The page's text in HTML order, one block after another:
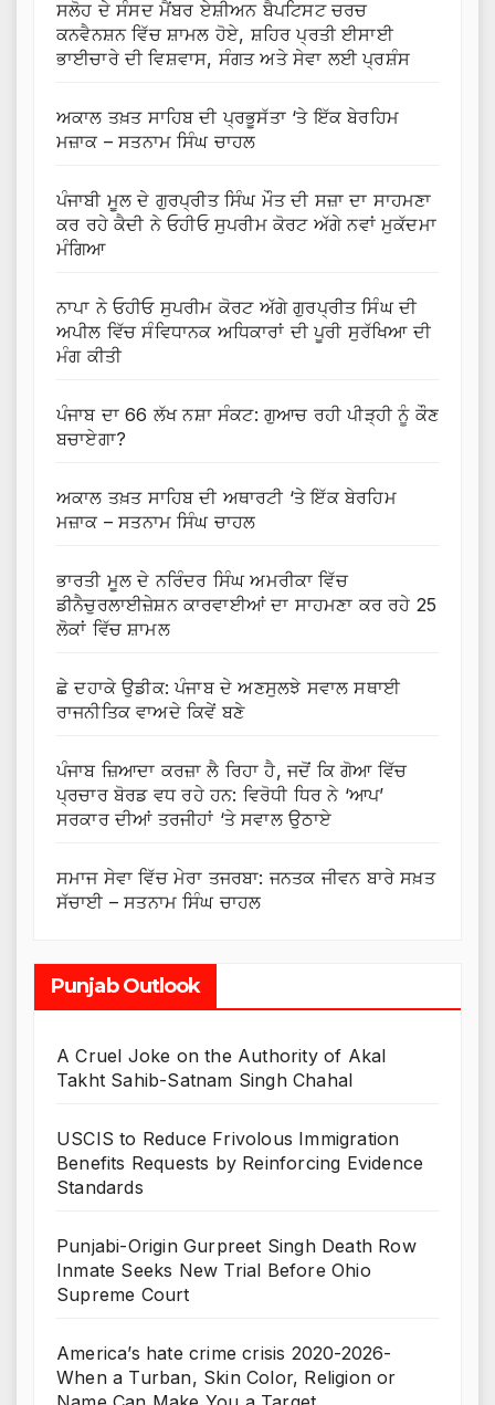
ਸਲੋਹ ਦੇ ਸੰਸਦ ਮੈਂਬਰ ਏਸ਼ੀਅਨ ਬੈਪਟਿਸਟ ਚਰਚ
ਕਨਵੈਨਸ਼ਨ ਵਿੱਚ ਸ਼ਾਮਲ ਹੋਏ, ਸ਼ਹਿਰ ਪ੍ਰਤੀ ਈਸਾਈ
ਭਾਈਚਾਰੇ ਦੀ ਵਿਸ਼ਵਾਸ, ਸੰਗਤ ਅਤੇ ਸੇਵਾ ਲਈ ਪ੍ਰਸ਼ੰਸ
ਅਕਾਲ ਤਖ਼ਤ ਸਾਹਿਬ ਦੀ ਪ੍ਰਭੂਸੱਤਾ ‘ਤੇ ਇੱਕ ਬੇਰਹਿਮ
ਮਜ਼ਾਕ – ਸਤਨਾਮ ਸਿੰਘ ਚਾਹਲ
ਪੰਜਾਬੀ ਮੂਲ ਦੇ ਗੁਰਪ੍ਰੀਤ ਸਿੰਘ ਮੌਤ ਦੀ ਸਜ਼ਾ ਦਾ ਸਾਹਮਣਾ
ਕਰ ਰਹੇ ਕੈਦੀ ਨੇ ਓਹੀਓ ਸੁਪਰੀਮ ਕੋਰਟ ਅੱਗੇ ਨਵਾਂ ਮੁਕੱਦਮਾ
ਮੰਗਿਆ
ਨਾਪਾ ਨੇ ਓਹੀਓ ਸੁਪਰੀਮ ਕੋਰਟ ਅੱਗੇ ਗੁਰਪ੍ਰੀਤ ਸਿੰਘ ਦੀ
ਅਪੀਲ ਵਿੱਚ ਸੰਵਿਧਾਨਕ ਅਧਿਕਾਰਾਂ ਦੀ ਪੂਰੀ ਸੁਰੱਖਿਆ ਦੀ
ਮੰਗ ਕੀਤੀ
ਪੰਜਾਬ ਦਾ 66 ਲੱਖ ਨਸ਼ਾ ਸੰਕਟ: ਗੁਆਚ ਰਹੀ ਪੀੜ੍ਹੀ ਨੂੰ ਕੌਣ
ਬਚਾਏਗਾ?
ਅਕਾਲ ਤਖ਼ਤ ਸਾਹਿਬ ਦੀ ਅਥਾਰਟੀ ‘ਤੇ ਇੱਕ ਬੇਰਹਿਮ
ਮਜ਼ਾਕ – ਸਤਨਾਮ ਸਿੰਘ ਚਾਹਲ
ਭਾਰਤੀ ਮੂਲ ਦੇ ਨਰਿੰਦਰ ਸਿੰਘ ਅਮਰੀਕਾ ਵਿੱਚ
ਡੀਨੈਚੁਰਲਾਈਜ਼ੇਸ਼ਨ ਕਾਰਵਾਈਆਂ ਦਾ ਸਾਹਮਣਾ ਕਰ ਰਹੇ 25
ਲੋਕਾਂ ਵਿੱਚ ਸ਼ਾਮਲ
ਛੇ ਦਹਾਕੇ ਉਡੀਕ: ਪੰਜਾਬ ਦੇ ਅਣਸੁਲਝੇ ਸਵਾਲ ਸਥਾਈ
ਰਾਜਨੀਤਿਕ ਵਾਅਦੇ ਕਿਵੇਂ ਬਣੇ
ਪੰਜਾਬ ਜ਼ਿਆਦਾ ਕਰਜ਼ਾ ਲੈ ਰਿਹਾ ਹੈ, ਜਦੋਂ ਕਿ ਗੋਆ ਵਿੱਚ
ਪ੍ਰਚਾਰ ਬੋਰਡ ਵਧ ਰਹੇ ਹਨ: ਵਿਰੋਧੀ ਧਿਰ ਨੇ ‘ਆਪ’
ਸਰਕਾਰ ਦੀਆਂ ਤਰਜੀਹਾਂ ‘ਤੇ ਸਵਾਲ ਉਠਾਏ
ਸਮਾਜ ਸੇਵਾ ਵਿੱਚ ਮੇਰਾ ਤਜਰਬਾ: ਜਨਤਕ ਜੀਵਨ ਬਾਰੇ ਸਖ਼ਤ
ਸੱਚਾਈ – ਸਤਨਾਮ ਸਿੰਘ ਚਾਹਲ
Punjab Outlook
A Cruel Joke on the Authority of Akal
Takht Sahib-Satnam Singh Chahal
USCIS to Reduce Frivolous Immigration
Benefits Requests by Reinforcing Evidence
Standards
Punjabi-Origin Gurpreet Singh Death Row
Inmate Seeks New Trial Before Ohio
Supreme Court
America’s hate crime crisis 2020-2026-
When a Turban, Skin Color, Religion or